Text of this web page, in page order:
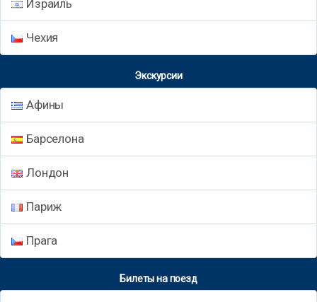
Израиль
Чехия
Экскурсии
Афины
Барселона
Лондон
Париж
Прага
Билеты на поезд